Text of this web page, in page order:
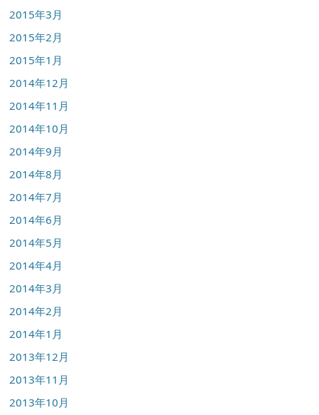
2015年3月
2015年2月
2015年1月
2014年12月
2014年11月
2014年10月
2014年9月
2014年8月
2014年7月
2014年6月
2014年5月
2014年4月
2014年3月
2014年2月
2014年1月
2013年12月
2013年11月
2013年10月